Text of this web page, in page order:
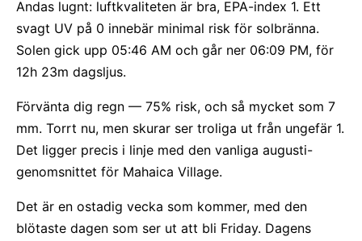
Andas lugnt: luftkvaliteten är bra, EPA-index 1. Ett
svagt UV på 0 innebär minimal risk för solbränna.
Solen gick upp 05:46 AM och går ner 06:09 PM, för
12h 23m dagsljus.
Förvänta dig regn — 75% risk, och så mycket som 7
mm. Torrt nu, men skurar ser troliga ut från ungefär 1.
Det ligger precis i linje med den vanliga augusti-
genomsnittet för Mahaica Village.
Det är en ostadig vecka som kommer, med den
blötaste dagen som ser ut att bli Friday. Dagens